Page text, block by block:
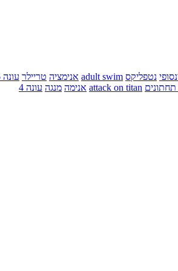
נטפליקס adult swim אנימציה טריילר עונה 5
attack on titan אנימה מנגה עונה 4